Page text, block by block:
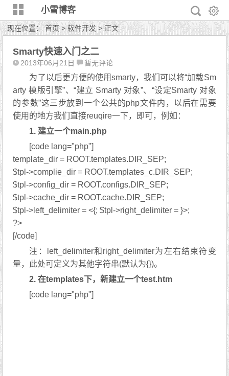
小雪博客
现在位置：首页>软件开发> 正文
Smarty快速入门之二
2013年06月21日 暂无评论
为了以后更方便的使用smarty，我们可以将“加载Sm
arty 模版引擎”、“建立 Smarty 对象”、“设定Smarty 对象
的参数”这三步放到一个公共的php文件内，以后在需要
使用的地方我们直接reuqire一下，即可，例如：
1. 建立一个main.php
[code lang="php"]
template_dir = ROOT.templates.DIR_SEP;
$tpl->complie_dir = ROOT.templates_c.DIR_SEP;
$tpl->config_dir = ROOT.configs.DIR_SEP;
$tpl->cache_dir = ROOT.cache.DIR_SEP;
$tpl->left_delimiter = <{; $tpl->right_delimiter = }>;
?>
[/code]
注：left_delimiter和right_delimiter为左右结束符变
量，此处可定义为其他字符串(默认为{})。
2. 在templates下，新建立一个test.htm
[code lang="php"]